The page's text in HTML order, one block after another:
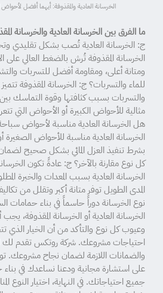
الخرسانة العادية والمقذوفة: أيهما أفضل
ما الفرق بين الخرسانة العادية والخرسانة
ج: الخرسانة العادية تُصب بشكل تقليدي
الخرسانة المقذوفة تُرش بالضغط العالي على
ومتانة أعلى، ومقاومة أفضل للتسربات
للماء والتسربات؟ ج: الخرسانة المقذوفة
والتسربات بسبب كثافتها وقوة التماسك بين
مثالية للأحواض الكبيرة أو الأحواض التي
هل الخرسانة العادية مناسبة لأحواض
الخرسانة العادية مناسبة للأحواض الصغيرة أو
بشرط تنفيذ العزل المائي بشكل صحيح
كل نوع مقارنة بالآخر؟ ج: عادةً تكون
الخرسانة العادية بسبب المعدات والخبرة
المدى الطويل توفر متانة أكبر وتقلل من
نوع الخرسانة دوراً حاسماً في بناء حمامات
الخرسانة العادية أو الخرسانة المقذوفة، يجب
وعيوب كل نوع والتأكد من أن الخيار الذي
احتياجات مشروعك. شركة روتكس تقدم لك
والضمانات اللازمة لضمان نجاح مشروعك.
على استشارة مجانية ودعنا نساعدك في
جميع احتياجاتك. في النهاية، اختيار النوع